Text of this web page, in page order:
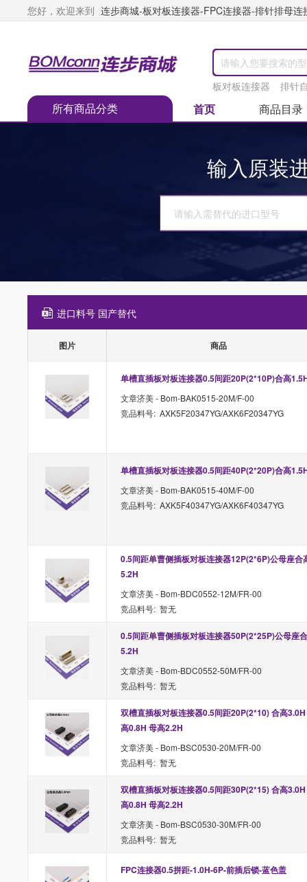
您好，欢迎来到 连步商城-板对板连接器-FPC连接器-排针排母
板对板连接器 排针
所有商品分类 首页 商品目录
输入原装
进口料号 国产替代
图片 商品
单槽直插板对板连接器0.5间距20P(2*10P)合高
文章济美 - Bom-BAK0515-20M/F-00
竞品料号: AXK5F20347YG/AXK6F20347YG
单槽直插板对板连接器0.5间距40P(2*20P)合高
文章济美 - Bom-BAK0515-40M/F-00
竞品料号: AXK5F40347YG/AXK6F40347YG
0.5间距单曹侧插板对板连接器12P(2*6P)公母座合
5.2H
文章济美 - Bom-BDC0552-12M/FR-00
竞品料号: 暂无
0.5间距单曹侧插板对板连接器50P(2*25P)公母座
5.2H
文章济美 - Bom-BDC0552-50M/FR-00
竞品料号: 暂无
双槽直插板对板连接器0.5间距20P(2*10) 合高
高0.8H 母高2.2H
文章济美 - Bom-BSC0530-20M/FR-00
竞品料号: 暂无
双槽直插板对板连接器0.5间距30P(2*15) 合高
高0.8H 母高2.2H
文章济美 - Bom-BSC0530-30M/FR-00
竞品料号: 暂无
FPC连接器0.5拼距-1.0H-6P-前插后锁-蓝色盖